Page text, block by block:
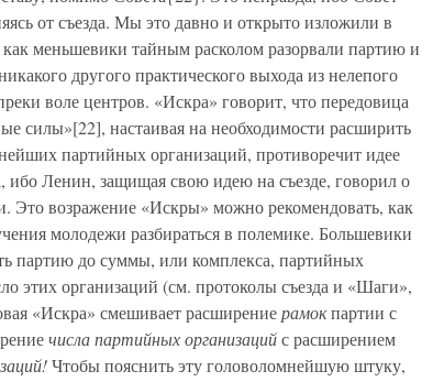
от съезда. Мы это давно и открыто изложили в
меньшевики тайным расколом разорвали партию и
другого практического выхода из нелепого
воле центров. «Искра» говорит, что передовица
силы»[22], настаивая на необходимости расширить
партийных организаций, противоречит идее
ибо Ленин, защищая свою идею на съезде, говорил о
Это возражение «Искры» можно рекомендовать, как
молодежи разбираться в полемике. Большевики
партию до суммы, или комплекса, партийных
этих организаций (см. протоколы съезда и «Шаги»,
«Искра» смешивает расширениерамокпартии с
числа партийных организацийс расширением
Чтобы пояснить эту головоломнейшую штуку,